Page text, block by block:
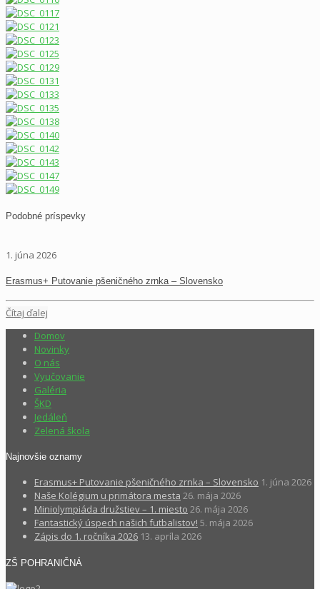
Podobné príspevky
1. júna 2026
Erasmus+ Putovanie pšeničného zrnka – Slovensko
Čítaj ďalej
Domov
Novinky
O nás
Vyučovanie
Galéria
ŠKD
Jedáleň
Zelená škola
Najnovšie oznamy
Erasmus+ Putovanie pšeničného zrnka – Slovensko 1. júna 2026
Naše Kolégium u primátora mesta 26. mája 2026
Miniolympiáda družstiev – 1. miesto 26. mája 2026
Fantastický úspech našich futbalistov! 5. mája 2026
Zápis do 1. ročníka 2026 13. apríla 2026
ZŠ POHRANIČNÁ